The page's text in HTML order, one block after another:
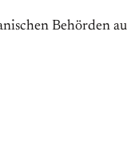
Behörden